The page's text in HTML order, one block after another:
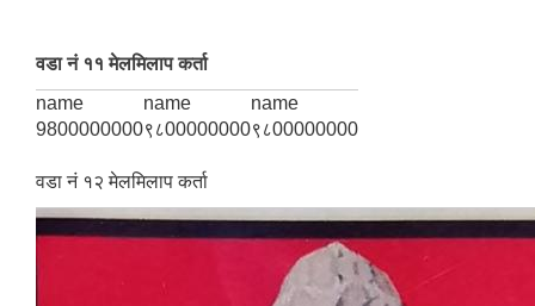
वडा नं ११ मेलमिलाप कर्ता
name
9800000000
name
९८00000000
name
९८00000000
वडा नं १२ मेलमिलाप कर्ता